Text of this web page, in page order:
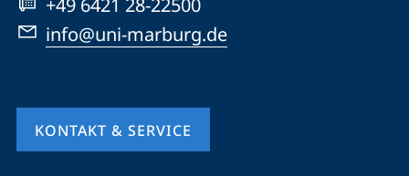
+49 6421 28-22500
info@uni-marburg.de
KONTAKT & SERVICE